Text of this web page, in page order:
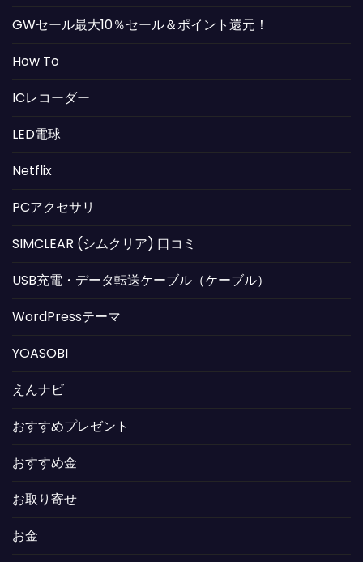
GWセール最大10％セール＆ポイント還元！
How To
ICレコーダー
LED電球
Netflix
PCアクセサリ
SIMCLEAR (シムクリア) 口コミ
USB充電・データ転送ケーブル（ケーブル）
WordPressテーマ
YOASOBI
えんナビ
おすすめプレゼント
おすすめ金
お取り寄せ
お金